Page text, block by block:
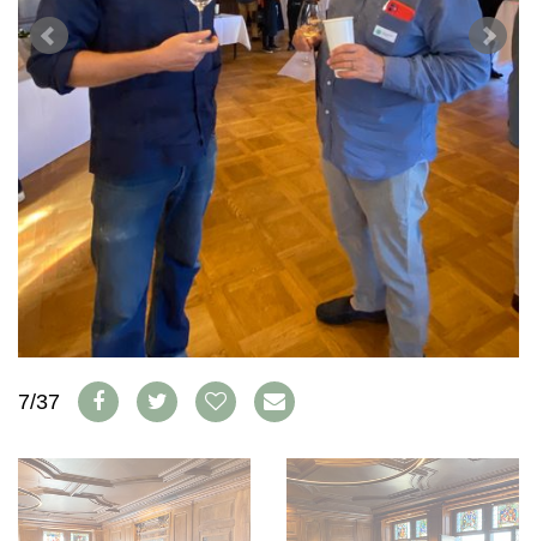
ABO
AUSGABE
ARCHIV
VORTEILSWELT
PORTRAITS
VINOPHILES
ARCHIV
ANMELDEN
AWARDS
GEWINNSPIELE
VORTEILSWELT
TRINKREIFETABELLE
ABO
WEINSUCHE
NEWSLETTER
WINE TRADE CLUB
REDAKTION
WERBUNG
IMPRESSUM
AGB & DATENSCHUTZ
FAQ
7/37